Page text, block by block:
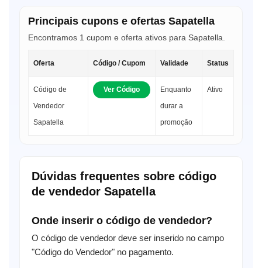
Principais cupons e ofertas Sapatella
Encontramos 1 cupom e oferta ativos para Sapatella.
Oferta Código / Cupom Validade Status
Código de
Vendedor
Sapatella
Ver Código
Enquanto
durar a
promoção
Ativo
Dúvidas frequentes sobre código
de vendedor Sapatella
Onde inserir o código de vendedor?
O código de vendedor deve ser inserido no campo
"Código do Vendedor" no pagamento.